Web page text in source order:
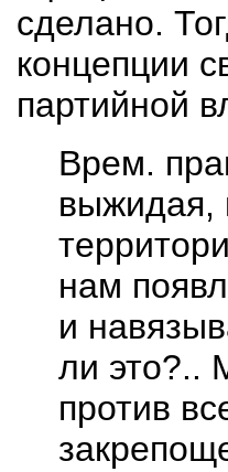
сделано.
концепции
партийной
Врем. п
выжидая,
нам
и
ли это?..
против